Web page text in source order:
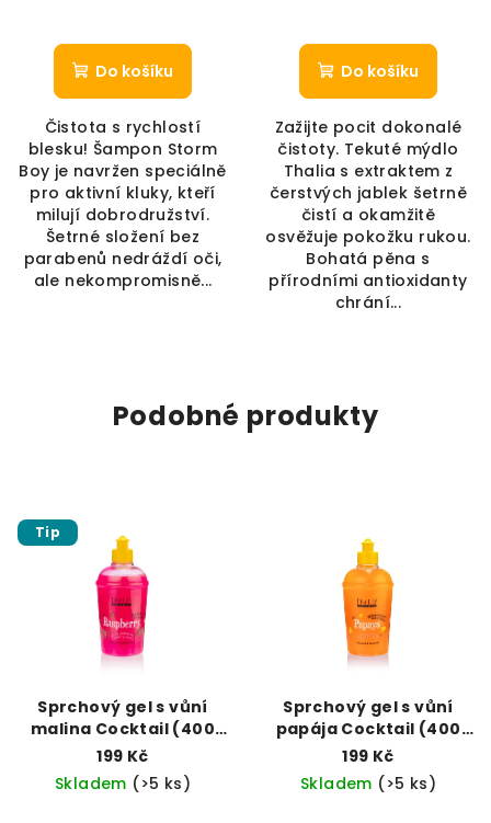
Do košíku
Čistota s rychlostí
blesku! Šampon Storm
Boy je navržen speciálně
pro aktivní kluky, kteří
milují dobrodružství.
Šetrné složení bez
parabenů nedráždí oči,
ale nekompromisně...
Do košíku
Zažijte pocit dokonalé
čistoty. Tekuté mýdlo
Thalia s extraktem z
čerstvých jablek šetrně
čistí a okamžitě
osvěžuje pokožku rukou.
Bohatá pěna s
přírodními antioxidanty
chrání...
Podobné produkty
Tip
Sprchový gel s vůní
malina Cocktail (400
ml)
199 Kč
Skladem (>5 ks)
Sprchový gel s vůní
papája Cocktail (400
ml)
199 Kč
Skladem (>5 ks)